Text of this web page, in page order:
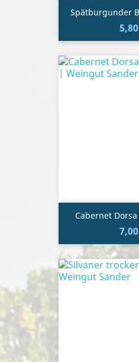
Spätburgunder
Cabernet